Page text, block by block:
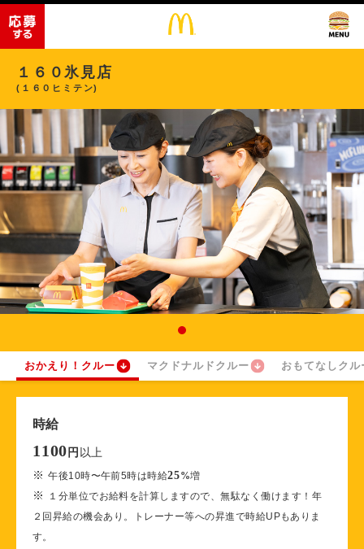
１６０氷見店
(１６０ヒミテン)
おかえり！クルー マクドナルドクルー おもてなしクル
時給
1100 円 以上
※午後10時〜午前5時は時給25%増
※
１分単位でお給料を計算しますので、無駄なく働けます！年
２回昇給の機会あり。トレーナー等への昇進で時給UPもありま
す。